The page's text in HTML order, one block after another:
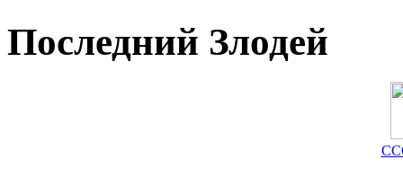
Последний Злодей